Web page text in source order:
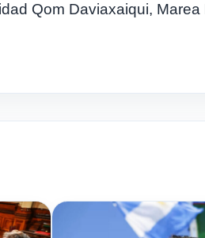
Qom Daviaxaiqui,